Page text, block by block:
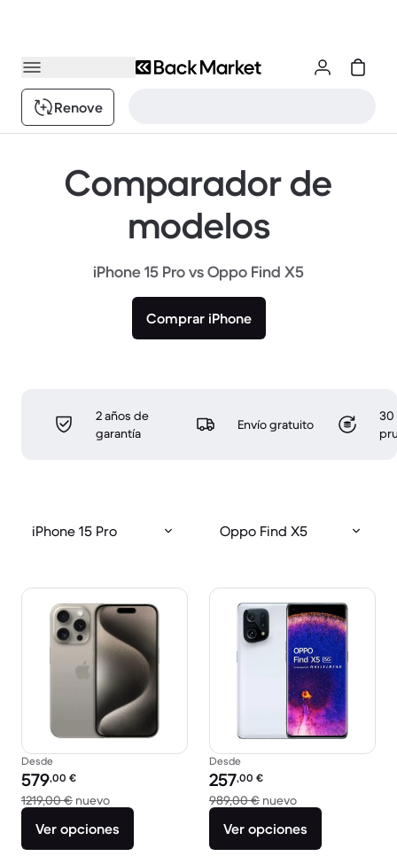
Renove
Comparador de
modelos
iPhone 15 Pro vs Oppo Find X5
Comprar iPhone
2 años de
garantía
Envío gratuito
30
iPhone 15 Pro Oppo Find X5
Desde
Precio reacondicionado:
579,00 €
1219,00 € nuevoEl dispositivo nuevo vale 1219,00 €
Ver opciones
Desde
Precio reacondicionado:
257,00 €
989,00 € nuevoEl dispositivo
Ver opciones